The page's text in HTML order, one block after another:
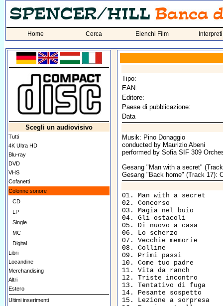
Home Cerca Elenchi Film Interpreti
Scegli un audiovisivo
Tutti
4K Ultra HD
Blu-ray
DVD
VHS
Cofanetti
Colonne sonore
CD
LP
Single
MC
Digital
Libri
Locandine
Merchandising
Altri
Estero
Ultimi inserimenti
Tipo:
EAN:
Editore:
Paese di pubblicazione:
Data
Musik: Pino Donaggio
conducted by Maurizio Abeni
performed by Sofia SIF 309
Gesang "Man with a secret"
Gesang "Back home" (Track 17):
01. Man with a secret 					2:02
02. Concorso 						1:44
03. Magia nel buio 					1:58
04. Gli ostacoli 					3:21
05. Di nuovo a casa 					2:03
06. Lo scherzo						2:29
07. Vecchie memorie					2:40
08. Colline						2:23
09. Primi passi						1:24
10. Come tuo padre					2:22
11. Vita da ranch					1:17
12. Triste incontro					1:27
13. Tentativo di fuga					1:12
14. Pesante sospetto					1:57
15. Lezione a sorpresa					1:48